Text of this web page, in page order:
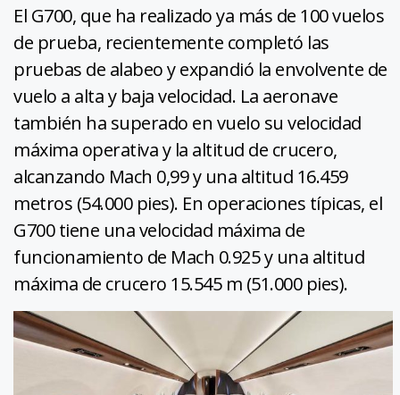
El G700, que ha realizado ya más de 100 vuelos
de prueba, recientemente completó las
pruebas de alabeo y expandió la envolvente de
vuelo a alta y baja velocidad. La aeronave
también ha superado en vuelo su velocidad
máxima operativa y la altitud de crucero,
alcanzando Mach 0,99 y una altitud 16.459
metros (54.000 pies). En operaciones típicas, el
G700 tiene una velocidad máxima de
funcionamiento de Mach 0.925 y una altitud
máxima de crucero 15.545 m (51.000 pies).